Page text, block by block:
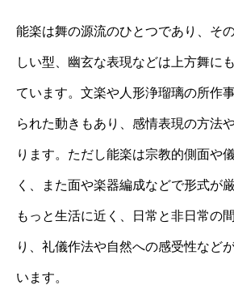
能楽は舞の源流のひとつであり、そ
しい型、幽玄な表現などは上方舞に
ています。文楽や人形浄瑠璃の所作
られた動きもあり、感情表現の方法
ります。ただし能楽は宗教的側面や
く、また面や楽器編成などで形式が
もっと生活に近く、日常と非日常の
り、礼儀作法や自然への感受性など
います。